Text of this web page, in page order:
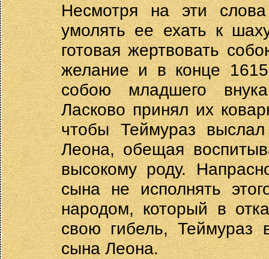
Несмотря на эти
умолять ее ехать к
готовая жертвовать
желание и в конце
собою младшего
Ласково принял их
чтобы Теймураз
Леона, обещая
высокому роду.
сына не исполнять
народом, который в
свою гибель, Теймураз
сына Леона.